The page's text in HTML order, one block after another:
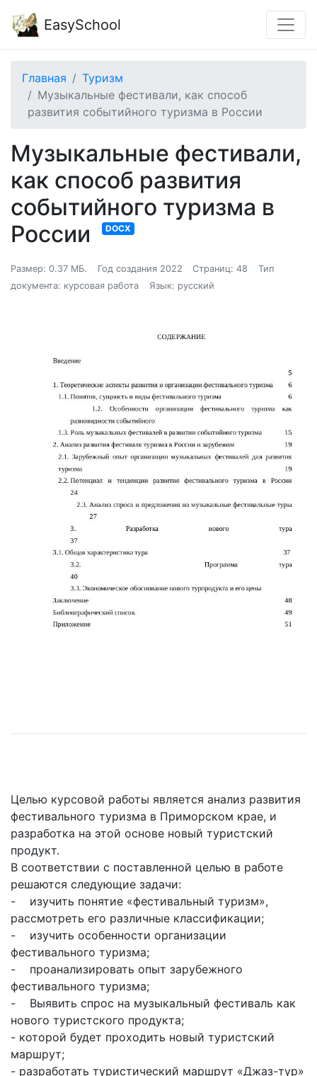
EasySchool
Главная
Туризм
Музыкальные фестивали, как способ
развития событийного туризма в России
Музыкальные фестивали,
как способ развития
событийного туризма в
России
DOCX
Размер: 0.37 МБ. Год создания 2022 Страниц: 48
Тип
документа: курсовая работа
Язык: русский
Целью курсовой работы является анализ развития
фестивального туризма в Приморском крае, и
разработка на этой основе новый туристский
продукт.
В соответствии с поставленной целью в работе
решаются следующие задачи:
- изучить понятие «фестивальный туризм»,
рассмотреть его различные классификации;
- изучить особенности организации
фестивального туризма;
- проанализировать опыт зарубежного
фестивального туризма;
- Выявить спрос на музыкальный фестиваль как
нового туристского продукта;
- которой будет проходить новый туристский
маршрут;
- разработать туристический маршрут «Джаз-тур»